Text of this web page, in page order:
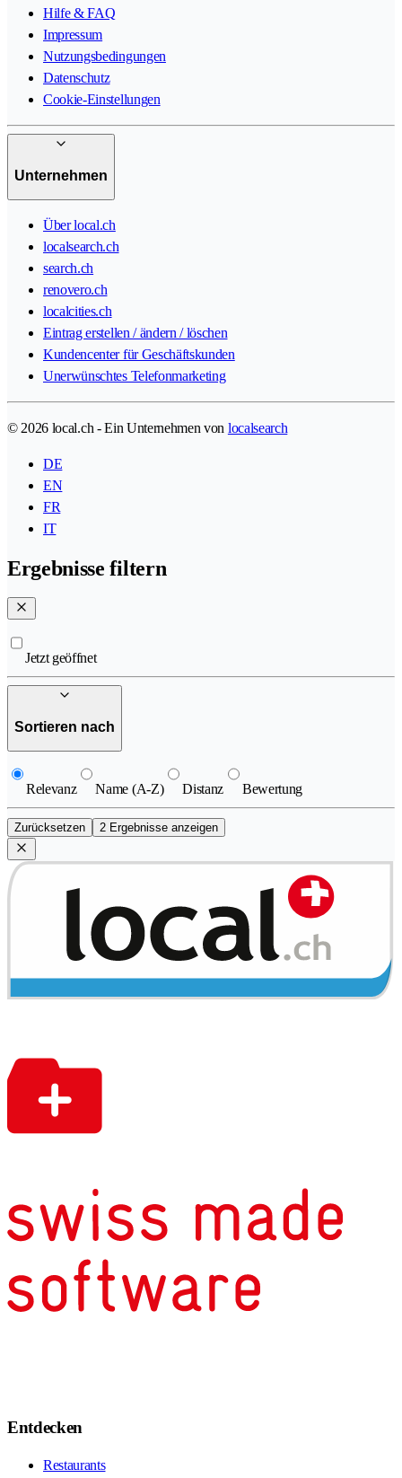
Hilfe & FAQ
Impressum
Nutzungsbedingungen
Datenschutz
Cookie-Einstellungen
Unternehmen
Über local.ch
localsearch.ch
search.ch
renovero.ch
localcities.ch
Eintrag erstellen / ändern / löschen
Kundencenter für Geschäftskunden
Unerwünschtes Telefonmarketing
© 2026 local.ch - Ein Unternehmen von localsearch
DE
EN
FR
IT
Ergebnisse filtern
Jetzt geöffnet
Sortieren nach
Relevanz Name (A-Z) Distanz Bewertung
Zurücksetzen 2 Ergebnisse anzeigen
Entdecken
Restaurants